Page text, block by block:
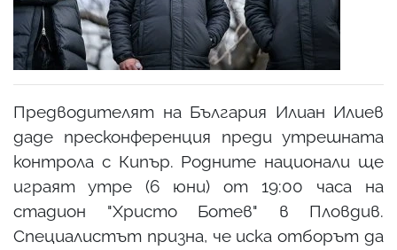
Предводителят на България Илиан Илиев
даде пресконференция преди утрешната
контрола с Кипър. Родните национали ще
играят утре (6 юни) от 19:00 часа на
стадион "Христо Ботев" в Пловдив.
Специалистът призна, че иска отборът да